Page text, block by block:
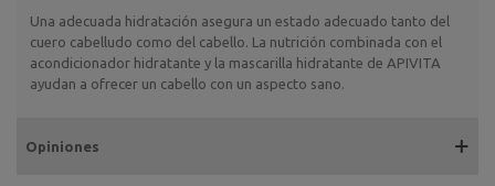
Una adecuada hidratación asegura un estado adecuado tanto del
cuero cabelludo como del cabello. La nutrición combinada con el
acondicionador hidratante y la mascarilla hidratante de APIVITA
ayudan a ofrecer un cabello con un aspecto sano.
Opiniones